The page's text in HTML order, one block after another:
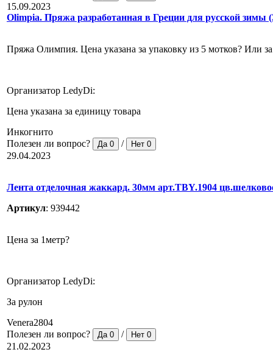
15.09.2023
Оlimpia. Пряжа разработанная в Греции для русской зимы
Пряжа Олимпия. Цена указана за упаковку из 5 мотков? Или
Организатор LedyDi:
Цена указана за единицу товара
Инкогнито
Полезен ли вопрос?
Да 0 / Нет 0
29.04.2023
Лента отделочная жаккард. 30мм арт.TBY.1904
Артикул: 939442
Цена за 1метр?
Организатор LedyDi:
За рулон
Venera2804
Полезен ли вопрос?
Да 0 / Нет 0
21.02.2023